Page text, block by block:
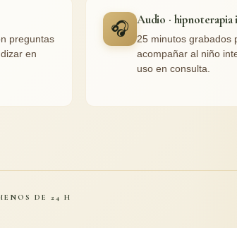
preguntas
en
🎧 Audio ·
25 minutos grabados
acompañar al niño
uso en consulta.
DE 24 H